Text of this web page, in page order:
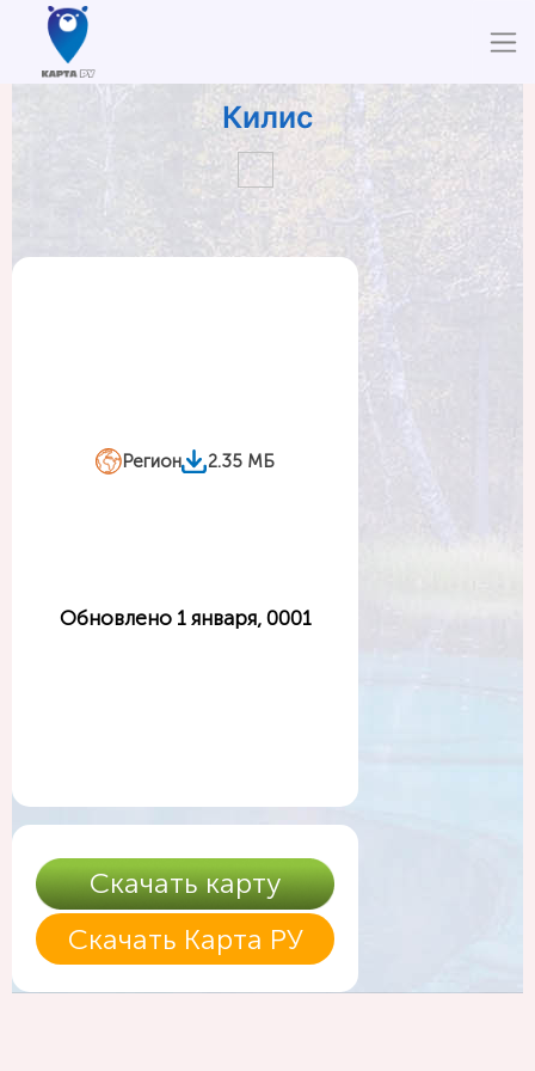
Килис
Регион 2.35 МБ
Обновлено 1 января, 0001
Скачать карту
Скачать Карта РУ